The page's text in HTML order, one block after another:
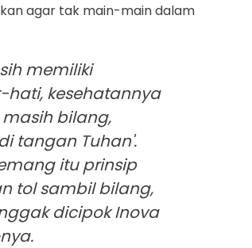
agar tak main-main dalam
memiliki
kesehatannya
bilang,
tangan Tuhan'.
itu prinsip
tol sambil bilang,
dicipok Inova